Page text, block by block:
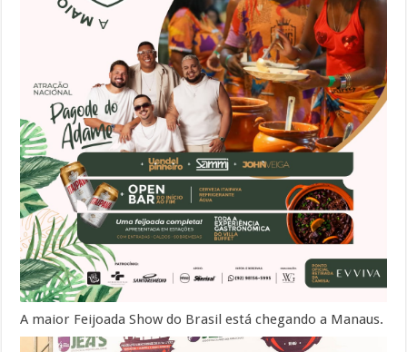
A maior Feijoada Show do Brasil está chegando a Manaus.